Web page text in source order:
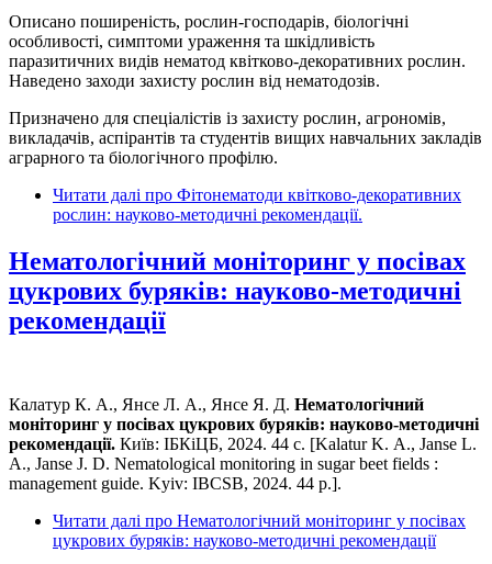
Описано поширеність, рослин-господарів, біологічні
особливості, симптоми ураження та шкідливість
паразитичних видів нематод квітково-декоративних рослин.
Наведено заходи захисту рослин від нематодозів.
Призначено для спеціалістів із захисту рослин, агрономів,
викладачів, аспірантів та студентів вищих навчальних закладів
аграрного та біологічного профілю.
Читати далі про Фітонематоди квітково-декоративних
рослин: науково-методичні рекомендації.
Нематологічний моніторинг у посівах
цукрових буряків: науково-методичні
рекомендації
Калатур К. А., Янсе Л. А., Янсе Я. Д. Нематологічний
моніторинг у посівах цукрових буряків: науково-методичні
рекомендації. Київ: ІБКіЦБ, 2024. 44 с. [Kalatur K. А., Janse L.
А., Janse J. D. Nematological monitoring in sugar beet fields :
management guide. Kyiv: IBCSB, 2024. 44 р.].
Читати далі про Нематологічний моніторинг у посівах
цукрових буряків: науково-методичні рекомендації